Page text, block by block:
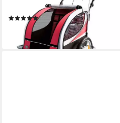
Jogger - in Rot - Silver Frame
(2)
134,90 €
lieferbar - in 3-4 Werktagen bei dir